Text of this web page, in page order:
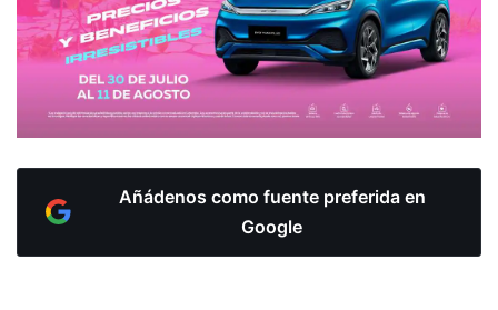
Añádenos como fuente preferida en
Google